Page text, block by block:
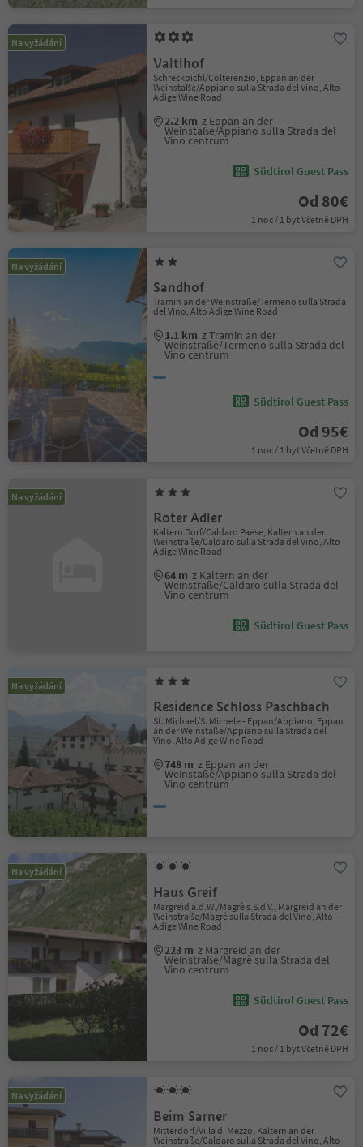
Na vyžádání
Valtlhof
Schreckbichl/Colterenzio, Eppan an der
Weinstaße/Appiano sulla Strada del Vino, Alto
Adige Wine Road
2.2 km z Eppan an der
Weinstaße/Appiano sulla Strada del
Vino centrum
Südtirol Guest Pass
Od 80€
1 noc / 1 byt Včetně DPH
Na vyžádání
Sandhof
Tramin an der Weinstraße/Termeno sulla Strada
del Vino, Alto Adige Wine Road
1.1 km z Tramin an der
Weinstraße/Termeno sulla Strada del
Vino centrum
Südtirol Guest Pass
Od 95€
1 noc / 1 byt Včetně DPH
Na vyžádání
Roter Adler
Kaltern Dorf/Caldaro Paese, Kaltern an der
Weinstraße/Caldaro sulla Strada del Vino, Alto
Adige Wine Road
64 m z Kaltern an der
Weinstraße/Caldaro sulla Strada del
Vino centrum
Südtirol Guest Pass
Na vyžádání
Residence Schloss Paschbach
St. Michael/S. Michele - Eppan/Appiano, Eppan
an der Weinstaße/Appiano sulla Strada del
Vino, Alto Adige Wine Road
748 m z Eppan an der
Weinstaße/Appiano sulla Strada del
Vino centrum
Na vyžádání
Haus Greif
Margreid a.d.W./Magrè s.S.d.V., Margreid an der
Weinstraße/Magrè sulla Strada del Vino, Alto
Adige Wine Road
223 m z Margreid an der
Weinstraße/Magrè sulla Strada del
Vino centrum
Südtirol Guest Pass
Od 72€
1 noc / 1 byt Včetně DPH
Na vyžádání
Beim Sarner
Mitterdorf/Villa di Mezzo, Kaltern an der
Weinstraße/Caldaro sulla Strada del Vino, Alto